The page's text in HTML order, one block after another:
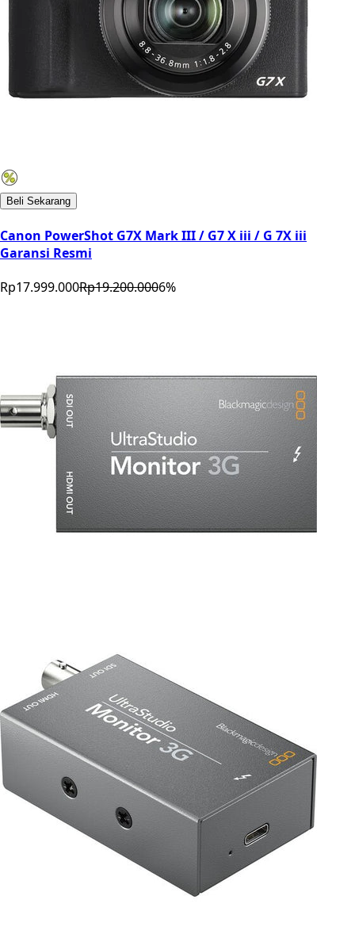
Beli Sekarang
Canon PowerShot G7X Mark III / G7 X iii / G 7X iii
Garansi Resmi
Rp17.999.000Rp19.200.0006%